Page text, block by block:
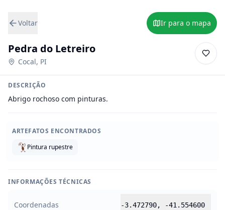
Voltar Ir para o mapa
Pedra do Letreiro
Cocal, PI
DESCRIÇÃO
Abrigo rochoso com pinturas.
ARTEFATOS ENCONTRADOS
Pintura rupestre
INFORMAÇÕES TÉCNICAS
Coordenadas -3.472790, -41.554600